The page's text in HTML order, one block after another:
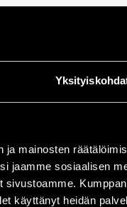
mainosten
jaamme sosiaalisen
käyttänyt heidän
enklare bromsvätskor.
i både bilar och
för
fordonstillverkarens